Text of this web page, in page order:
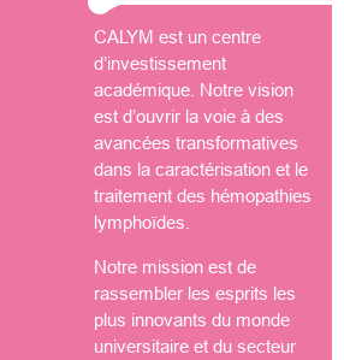
CALYM est un centre
d’investissement
académique. Notre vision
est d’ouvrir la voie à des
avancées transformatives
dans la caractérisation et le
traitement des hémopathies
lymphoïdes.
Notre mission est de
rassembler les esprits les
plus innovants du monde
universitaire et du secteur